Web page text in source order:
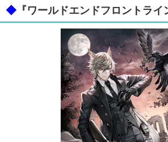
◆『ワールドエンドフロントライ